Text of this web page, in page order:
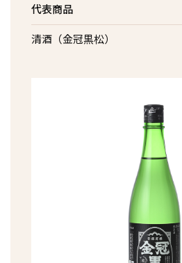
代表商品
清酒（金冠黒松）